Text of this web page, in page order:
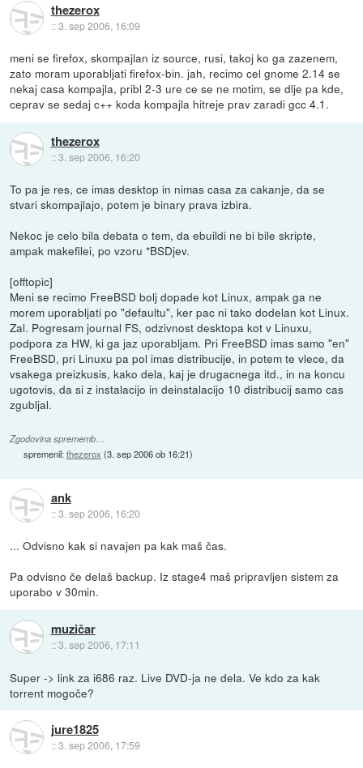
thezerox
::3. sep 2006, 16:09
meni se firefox, skompajlan iz source, rusi, takoj ko ga zazenem,
zato moram uporabljati firefox-bin. jah, recimo cel gnome 2.14 se
nekaj casa kompajla, pribl 2-3 ure ce se ne motim, se dlje pa kde,
ceprav se sedaj c++ koda kompajla hitreje prav zaradi gcc 4.1.
thezerox
::3. sep 2006, 16:20
To pa je res, ce imas desktop in nimas casa za cakanje, da se
stvari skompajlajo, potem je binary prava izbira.
Nekoc je celo bila debata o tem, da ebuildi ne bi bile skripte,
ampak makefilei, po vzoru *BSDjev.
[offtopic]
Meni se recimo FreeBSD bolj dopade kot Linux, ampak ga ne
morem uporabljati po "defaultu", ker pac ni tako dodelan kot Linux.
Zal. Pogresam journal FS, odzivnost desktopa kot v Linuxu,
podpora za HW, ki ga jaz uporabljam. Pri FreeBSD imas samo "en"
FreeBSD, pri Linuxu pa pol imas distribucije, in potem te vlece, da
vsakega preizkusis, kako dela, kaj je drugacnega itd., in na koncu
ugotovis, da si z instalacijo in deinstalacijo 10 distribucij samo cas
zgubljal.
Zgodovina sprememb…
spremenil:thezerox (3. sep 2006 ob 16:21)
ank
::3. sep 2006, 16:20
... Odvisno kak si navajen pa kak maš čas.
Pa odvisno če delaš backup. Iz stage4 maš pripravljen sistem za
uporabo v 30min.
muzičar
::3. sep 2006, 17:11
Super -> link za i686 raz. Live DVD-ja ne dela. Ve kdo za kak
torrent mogoče?
jure1825
::3. sep 2006, 17:59